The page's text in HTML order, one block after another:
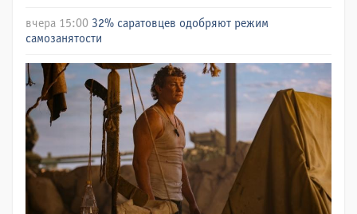
вчера 15:00 32% саратовцев одобряют режим
самозанятости